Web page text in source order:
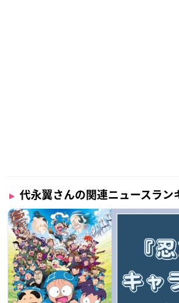
代永翼さんの関連ニュースラン